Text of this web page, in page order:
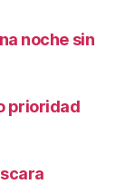
noche sin
prioridad